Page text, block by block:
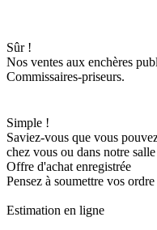
Sûr !
Nos ventes aux enchères
Commissaires-priseurs.
Simple !
Saviez-vous que vous
chez vous ou dans notre
Offre d'achat enregistrée
Pensez à soumettre vos
Estimation en ligne